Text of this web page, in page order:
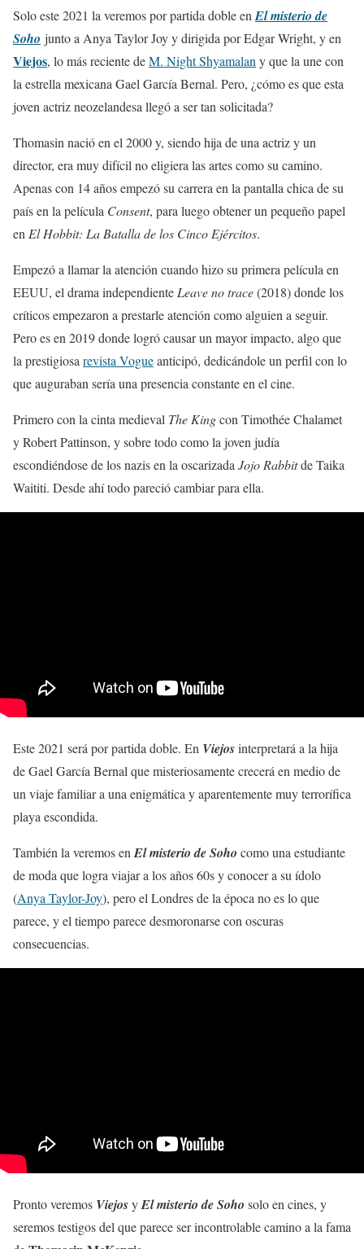
Solo este 2021 la veremos por partida doble en El misterio de
Soho junto a Anya Taylor Joy y dirigida por Edgar Wright, y en
Viejos, lo más reciente deM. Night Shyamalan y que la une con
la estrella mexicana Gael García Bernal. Pero, ¿cómo es que esta
joven actriz neozelandesa llegó a ser tan solicitada?
Thomasin nació en el 2000 y, siendo hija de una actriz y un
director, era muy difícil no eligiera las artes como su camino.
Apenas con 14 años empezó su carrera en la pantalla chica de su
país en la película Consent, para luego obtener un pequeño papel
en El Hobbit: La Batalla de los Cinco Ejércitos.
Empezó a llamar la atención cuando hizo su primera película en
EEUU, el drama independiente Leave no trace(2018) donde los
críticos empezaron a prestarle atención como alguien a seguir.
Pero es en 2019 donde logró causar un mayor impacto, algo que
la prestigiosa revista Vogueanticipó, dedicándole un perfil con lo
que auguraban sería una presencia constante en el cine.
Primero con la cinta medieval The Kingcon Timothée Chalamet
y Robert Pattinson, y sobre todo como la joven judía
escondiéndose de los nazis en la oscarizada Jojo Rabbitde Taika
Waititi. Desde ahí todo pareció cambiar para ella.
Este 2021 será por partida doble. En Viejosinterpretará a la hija
de Gael García Bernal que misteriosamente crecerá en medio de
un viaje familiar a una enigmática y aparentemente muy terrorífica
playa escondida.
También la veremos en El misterio de Soho como una estudiante
de moda que logra viajar a los años 60s y conocer a su ídolo
(Anya Taylor-Joy), pero el Londres de la época no es lo que
parece, y el tiempo parece desmoronarse con oscuras
consecuencias.
Pronto veremos ViejosyEl misterio de Soho solo en cines, y
seremos testigos del que parece ser incontrolable camino a la fama